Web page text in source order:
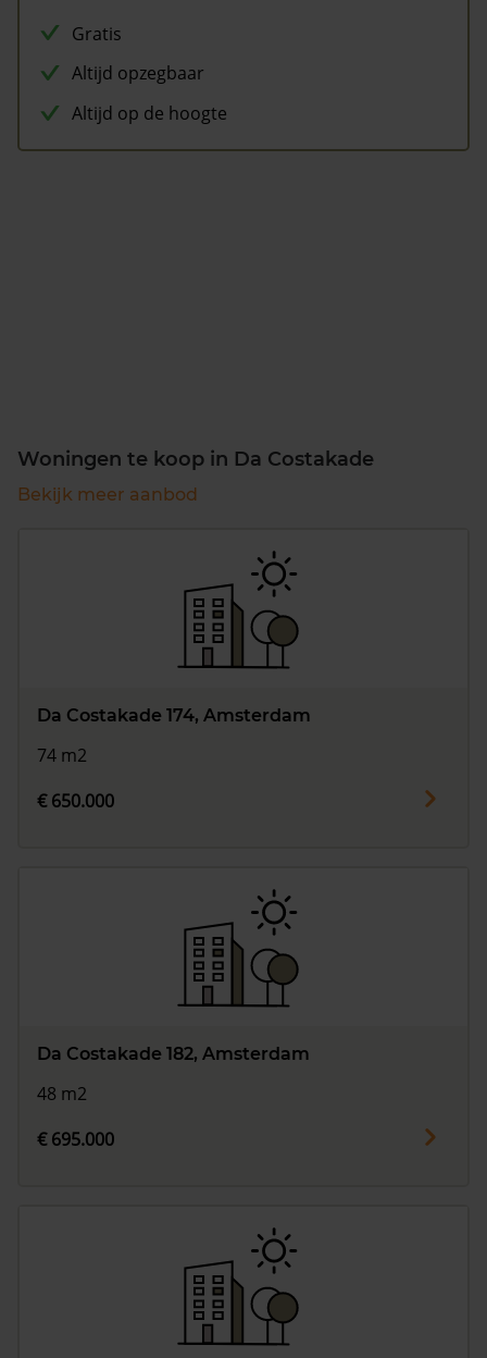
Gratis
Altijd opzegbaar
Altijd op de hoogte
Woningen te koop in Da Costakade
Bekijk meer aanbod
Da Costakade 174, Amsterdam
74 m2
€ 650.000
Da Costakade 182, Amsterdam
48 m2
€ 695.000